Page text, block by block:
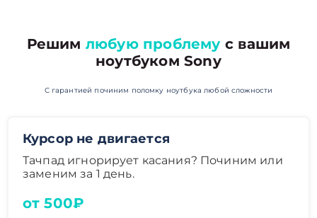
Решим любую проблему с вашим
ноутбуком Sony
С гарантией починим поломку ноутбука любой сложности
Курсор не двигается
Тачпад игнорирует касания? Починим или
заменим за 1 день.
от 500₽